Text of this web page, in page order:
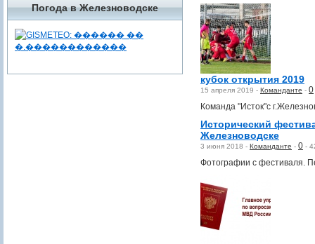
Погода в Железноводске
кубок открытия 2019
15 апреля 2019 - Команданте - 0
Команда "Исток"с
Исторический
Железноводске
3 июня 2018 - Команданте - 0 -
Фотографии с фестиваля.